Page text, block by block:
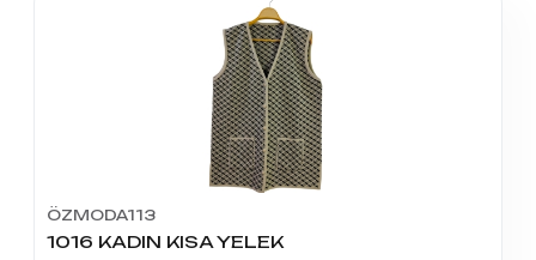
ÖZMODA113
1016 KADIN KISA YELEK